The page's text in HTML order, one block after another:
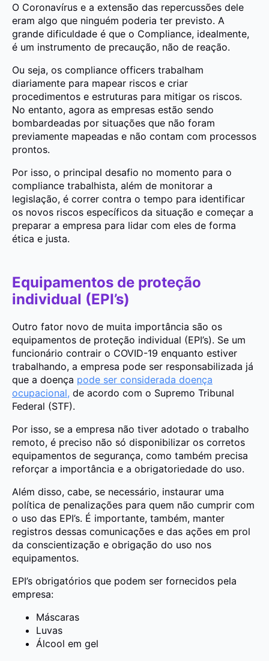
O Coronavírus e a extensão das repercussões dele
eram algo que ninguém poderia ter previsto. A
grande dificuldade é que o Compliance, idealmente,
é um instrumento de precaução, não de reação.
Ou seja, os compliance officers trabalham
diariamente para mapear riscos e criar
procedimentos e estruturas para mitigar os riscos.
No entanto, agora as empresas estão sendo
bombardeadas por situações que não foram
previamente mapeadas e não contam com processos
prontos.
Por isso, o principal desafio no momento para o
compliance trabalhista, além de monitorar a
legislação, é correr contra o tempo para identificar
os novos riscos específicos da situação e começar a
preparar a empresa para lidar com eles de forma
ética e justa.
Equipamentos de proteção
individual (EPI’s)
Outro fator novo de muita importância são os
equipamentos de proteção individual (EPI’s). Se um
funcionário contrair o COVID-19 enquanto estiver
trabalhando, a empresa pode ser responsabilizada já
que a doença pode ser considerada doença
ocupacional, de acordo com o Supremo Tribunal
Federal (STF).
Por isso, se a empresa não tiver adotado o trabalho
remoto, é preciso não só disponibilizar os corretos
equipamentos de segurança, como também precisa
reforçar a importância e a obrigatoriedade do uso.
Além disso, cabe, se necessário, instaurar uma
política de penalizações para quem não cumprir com
o uso das EPI’s. É importante, também, manter
registros dessas comunicações e das ações em prol
da conscientização e obrigação do uso nos
equipamentos.
EPI’s obrigatórios que podem ser fornecidos pela
empresa:
Máscaras
Luvas
Álcool em gel